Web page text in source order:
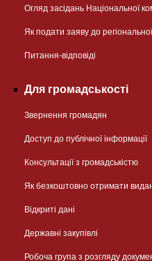
Огляд засідань Національної
Як подати заяву до регіональної
Питання-відповіді
Для громадськості
Звернення громадян
Доступ до публічної інформації
Консультації з громадськістю
Як безкоштовно отримати
Відкриті дані
Державні закупівлі
Робоча група з розгляду